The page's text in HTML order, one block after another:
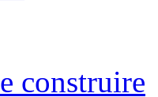
construire